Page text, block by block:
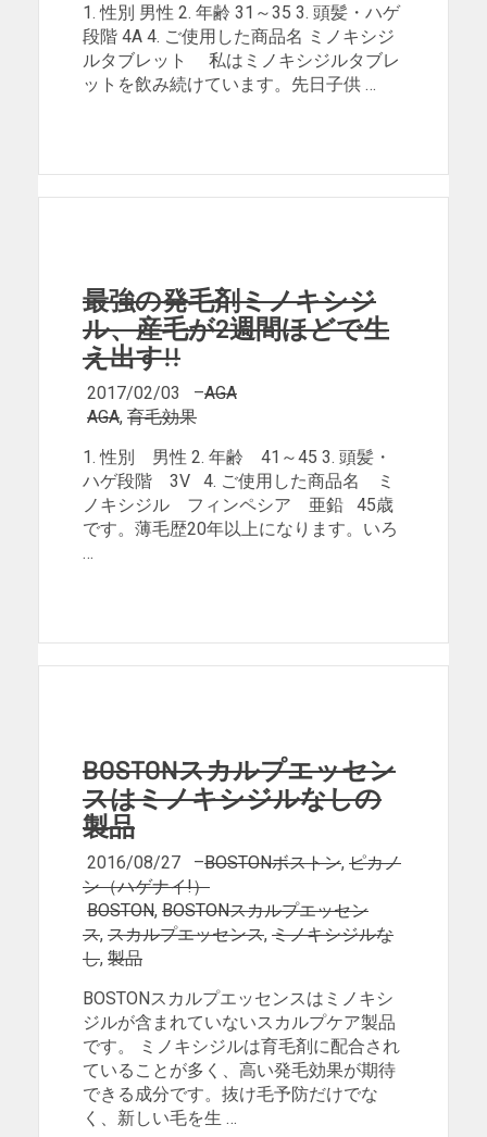
1. 性別 男性 2. 年齢 31～35 3. 頭髪・ハゲ
段階 4A 4. ご使用した商品名 ミノキシジ
ルタブレット 私はミノキシジルタブレ
ットを飲み続けています。先日子供 …
最強の発毛剤ミノキシジ
ル、産毛が2週間ほどで生
え出す!!
2017/02/03 –AGA
AGA, 育毛効果
1. 性別 男性 2. 年齢 41～45 3. 頭髪・
ハゲ段階 3V 4. ご使用した商品名 ミ
ノキシジル フィンペシア 亜鉛 45歳
です。薄毛歴20年以上になります。いろ
…
BOSTONスカルプエッセン
スはミノキシジルなしの
製品
2016/08/27 –BOSTONボストン, ピカノ
ン（ハゲナイ!）
BOSTON, BOSTONスカルプエッセン
ス, スカルプエッセンス, ミノキシジルな
し, 製品
BOSTONスカルプエッセンスはミノキシ
ジルが含まれていないスカルプケア製品
です。 ミノキシジルは育毛剤に配合され
ていることが多く、高い発毛効果が期待
できる成分です。抜け毛予防だけでな
く、新しい毛を生 …